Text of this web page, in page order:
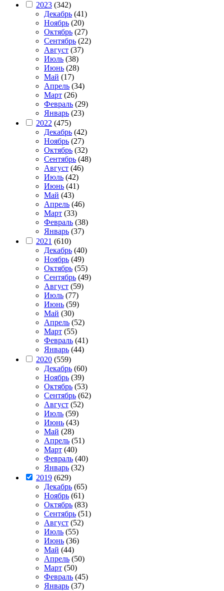
2023 (342)
Декабрь (41)
Ноябрь (20)
Октябрь (27)
Сентябрь (22)
Август (37)
Июль (38)
Июнь (28)
Май (17)
Апрель (34)
Март (26)
Февраль (29)
Январь (23)
2022 (475)
Декабрь (42)
Ноябрь (27)
Октябрь (32)
Сентябрь (48)
Август (46)
Июль (42)
Июнь (41)
Май (43)
Апрель (46)
Март (33)
Февраль (38)
Январь (37)
2021 (610)
Декабрь (40)
Ноябрь (49)
Октябрь (55)
Сентябрь (49)
Август (59)
Июль (77)
Июнь (59)
Май (30)
Апрель (52)
Март (55)
Февраль (41)
Январь (44)
2020 (559)
Декабрь (60)
Ноябрь (39)
Октябрь (53)
Сентябрь (62)
Август (52)
Июль (59)
Июнь (43)
Май (28)
Апрель (51)
Март (40)
Февраль (40)
Январь (32)
2019 (629)
Декабрь (65)
Ноябрь (61)
Октябрь (83)
Сентябрь (51)
Август (52)
Июль (55)
Июнь (36)
Май (44)
Апрель (50)
Март (50)
Февраль (45)
Январь (37)